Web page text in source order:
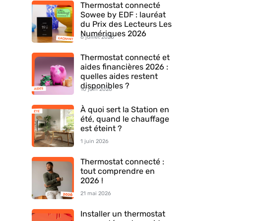
Thermostat connecté
Sowee by EDF : lauréat
du Prix des Lecteurs Les
Numériques 2026
8 juillet 2026
Thermostat connecté et
aides financières 2026 :
quelles aides restent
disponibles ?
10 juin 2026
À quoi sert la Station en
été, quand le chauffage
est éteint ?
1 juin 2026
Thermostat connecté :
tout comprendre en
2026 !
21 mai 2026
Installer un thermostat